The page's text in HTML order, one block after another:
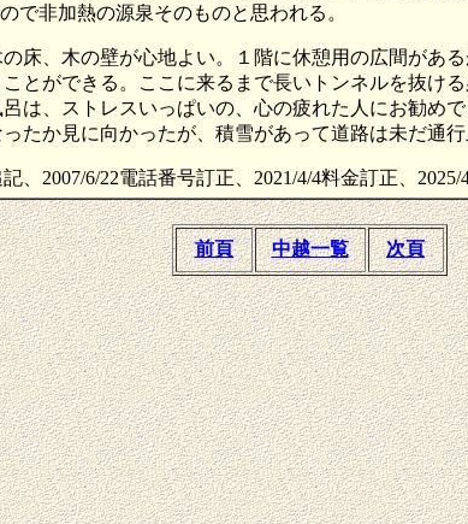
で非加熱の源泉そのものと思われる。
床、木の壁が心地よい。１階に休憩用の広間があ
とができる。ここに来るまで長いトンネルを抜け
は、ストレスいっぱいの、心の疲れた人にお勧め
たか見に向かったが、積雪があって道路は未だ通行
、2007/6/22電話番号訂正、2021/4/4料金訂正、2025/
前頁 中越一覧 次頁